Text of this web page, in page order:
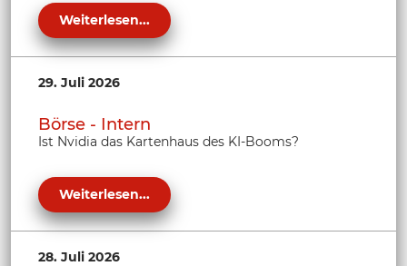
Weiterlesen...
29. Juli 2026
Börse - Intern
Ist Nvidia das Kartenhaus des KI-Booms?
Weiterlesen...
28. Juli 2026